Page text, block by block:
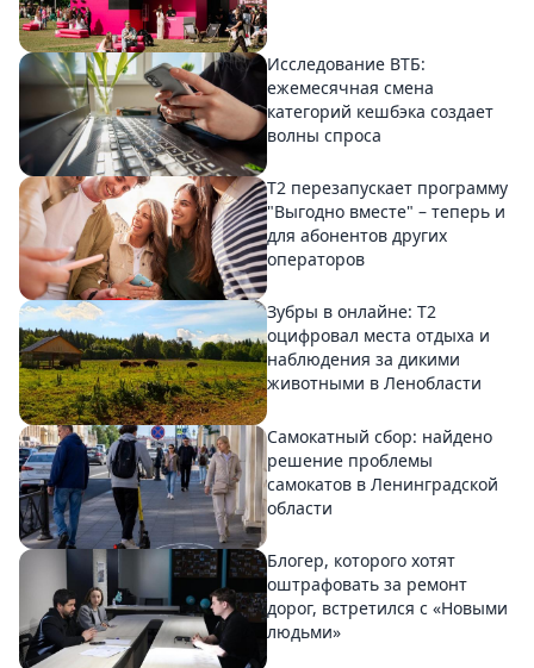
Исследование ВТБ:
ежемесячная смена
категорий кешбэка создает
волны спроса
Т2 перезапускает программу
"Выгодно вместе" – теперь и
для абонентов других
операторов
Зубры в онлайне: Т2
оцифровал места отдыха и
наблюдения за дикими
животными в Ленобласти
Самокатный сбор: найдено
решение проблемы
самокатов в Ленинградской
области
Блогер, которого хотят
оштрафовать за ремонт
дорог, встретился с «Новыми
людьми»